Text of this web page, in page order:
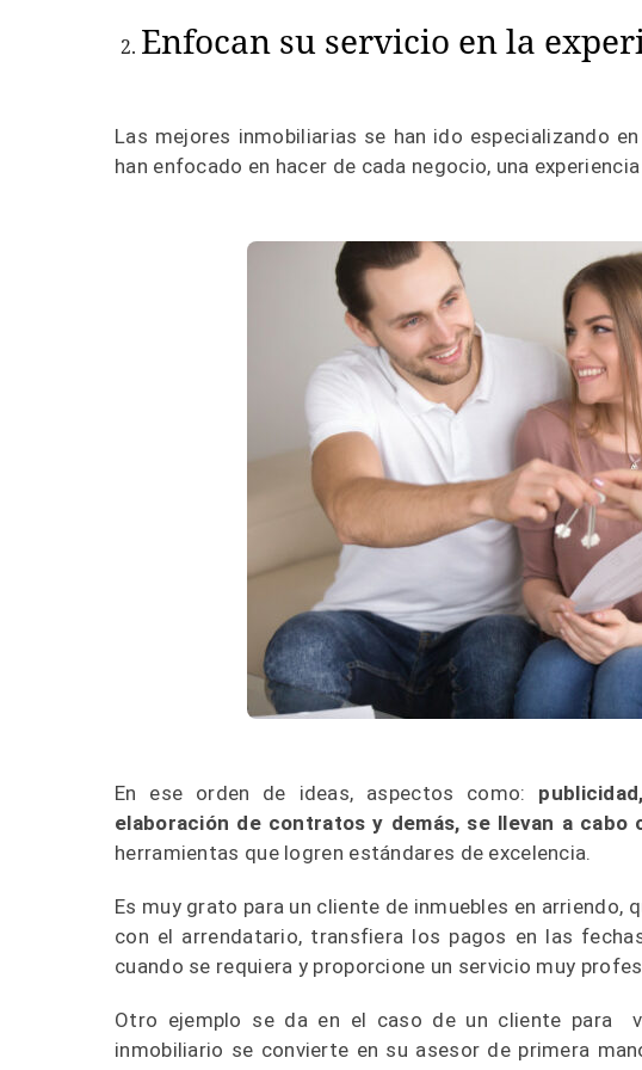
Enfocan su servicio en la
Las mejores inmobiliarias se han ido especializando
han enfocado en hacer de cada negocio, una
En ese orden de ideas, aspectos como:
elaboración de contratos y demás, se llevan a
herramientas que logren estándares de excelencia.
Es muy grato para un cliente de inmuebles en
con el arrendatario, transfiera los pagos en las
cuando se requiera y proporcione un servicio muy
Otro ejemplo se da en el caso de un cliente para
inmobiliario se convierte en su asesor de primera